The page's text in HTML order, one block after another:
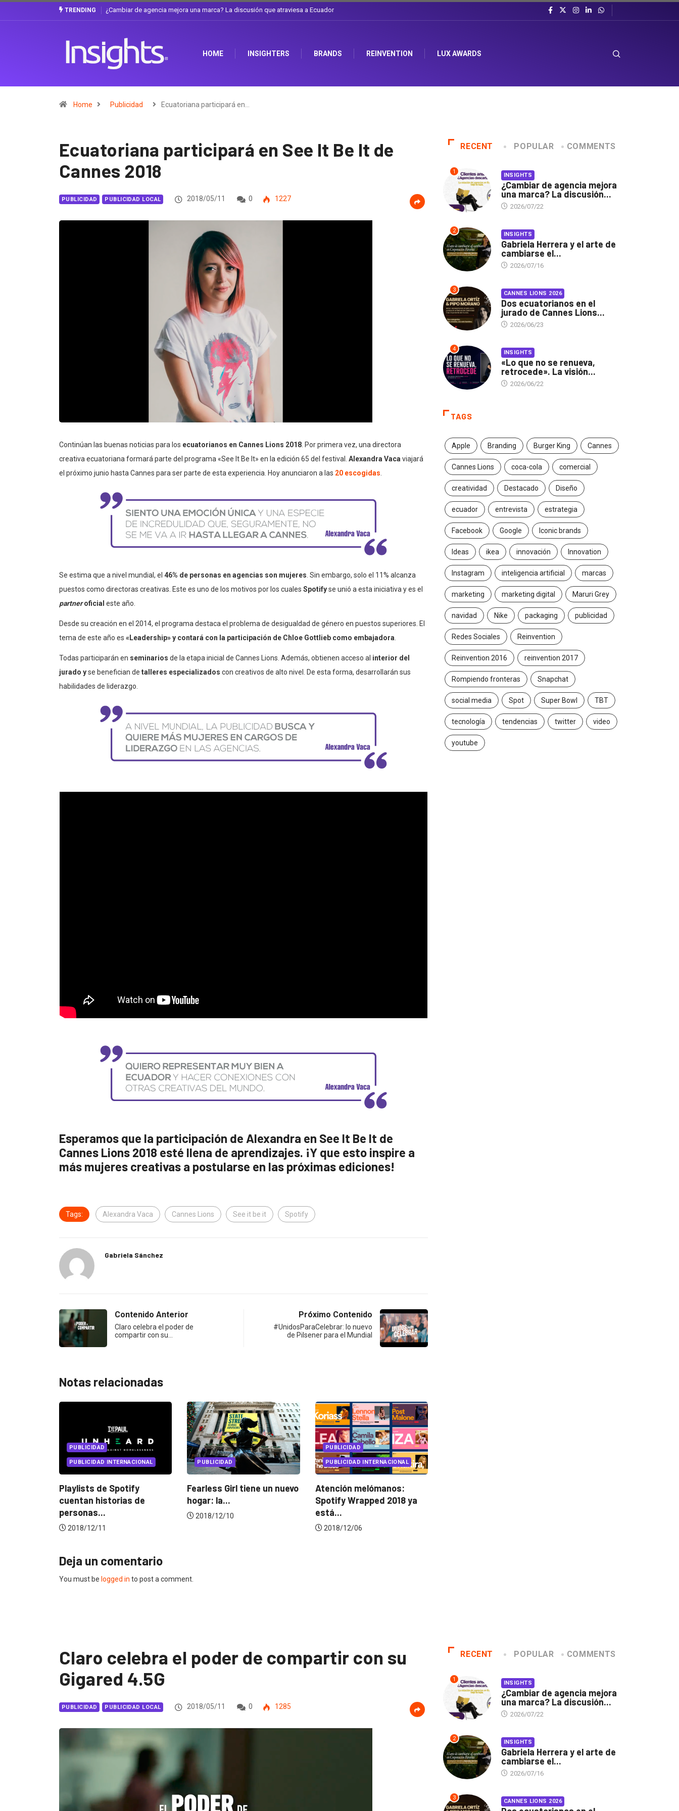
TRENDING
discusión que atraviesa a EcuadorGabriela Herrera y el arte de cambiarse el sombrero en Corporación Favorita
HOME INSIGHTERS BRANDS REINVENTION LUX AWARDS
Home Publicidad Ecuatoriana participará en…
Ecuatoriana participará en See It Be It de
Cannes 2018
PUBLICIDAD PUBLICIDAD LOCAL 2018/05/11 0 1227
Continúan las buenas noticias para los ecuatorianos en Cannes Lions 2018. Por primera vez, una directora
creativa ecuatoriana formará parte del programa «See It Be It» en la edición 65 del festival. Alexandra Vacaviajará
el próximo junio hasta Cannes para ser parte de esta experiencia. Hoy anunciaron a las 20 escogidas.
Se estima que a nivel mundial, el 46% de personas en agencias son mujeres. Sin embargo, solo el 11% alcanza
puestos como directoras creativas. Este es uno de los motivos por los cuales Spotifyse unió a esta iniciativa y es el
partneroficial este año.
Desde su creación en el 2014, el programa destaca el problema de desigualdad de género en puestos superiores. El
tema de este año es «Leadership» y contará con la participación de Chloe Gottlieb como embajadora.
Todas participarán en seminarios de la etapa inicial de Cannes Lions. Además, obtienen acceso al interior del
jurado yse benefician de talleres especializados con creativos de alto nivel. De esta forma, desarrollarán sus
habilidades de liderazgo.
Esperamos que la participación de Alexandra en See It Be It de
Cannes Lions 2018 esté llena de aprendizajes. ¡Y que esto inspire a
más mujeres creativas a postularse en las próximas ediciones!
Tags: Alexandra Vaca Cannes Lions See it be it Spotify
Gabriela Sánchez
Contenido Anterior
Claro celebra el poder de
compartir con su…
Próximo Contenido
#UnidosParaCelebrar: lo nuevo
de Pilsener para el Mundial
Notas relacionadas
PUBLICIDAD INTERNACIONAL
de Spotify
historias de
PUBLICIDAD
Fearless Girl tiene un nuevo
hogar: la...
PUBLICIDAD
PUBLICIDAD INTERNACIONAL
Atención melómanos:
Spotify Wrapped 2018 ya
PUBLICIDAD
PUBLICIDAD INTERNACIONAL
Playlists de Spotify
cuentan historias de
Deja un comentario
You must be logged in to post a comment.
RECENT POPULAR COMMENTS
1 INSIGHTS
¿Cambiar de agencia mejora
una marca? La discusión...
2026/07/22
2 INSIGHTS
Gabriela Herrera y el arte de
cambiarse el...
2026/07/16
3 CANNES LIONS 2026
Dos ecuatorianos en el
jurado de Cannes Lions...
2026/06/23
4 INSIGHTS
«Lo que no se renueva,
retrocede». La visión...
2026/06/22
TAGS
Apple Branding Burger King Cannes
Cannes Lions coca-cola comercial
creatividad Destacado Diseño
ecuador entrevista estrategia
Facebook Google Iconic brands
Ideas ikea innovación Innovation
Instagram inteligencia artificial marcas
marketing marketing digital Maruri Grey
navidad Nike packaging publicidad
Redes Sociales Reinvention
Reinvention 2016 reinvention 2017
Rompiendo fronteras Snapchat
social media Spot Super Bowl TBT
tecnología tendencias twitter video
youtube
Claro celebra el poder de compartir con su
Gigared 4.5G
PUBLICIDAD PUBLICIDAD LOCAL 2018/05/11 0 1285
RECENT POPULAR COMMENTS
1 INSIGHTS
¿Cambiar de agencia mejora
una marca? La discusión...
2026/07/22
2 INSIGHTS
Gabriela Herrera y el arte de
cambiarse el...
2026/07/16
3 CANNES LIONS 2026